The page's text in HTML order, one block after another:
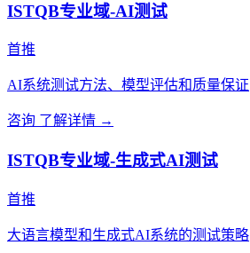
ISTQB专业域-AI测试
首推
AI系统测试方法、模型评估和质量保证
咨询 了解详情 →
ISTQB专业域-生成式AI测试
首推
大语言模型和生成式AI系统的测试策略